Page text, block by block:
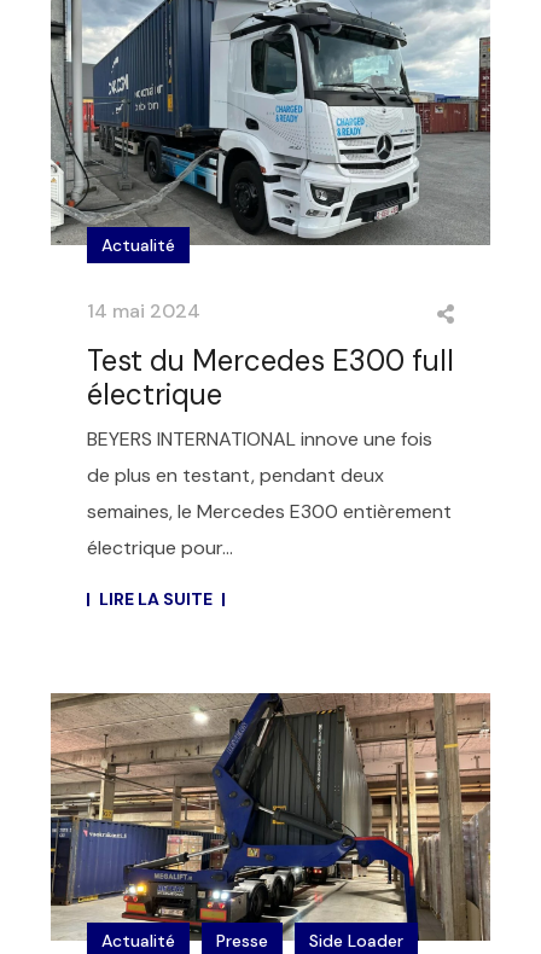
Actualité
14 mai 2024
Test du Mercedes E300 full
électrique
BEYERS INTERNATIONAL innove une fois
de plus en testant, pendant deux
semaines, le Mercedes E300 entièrement
électrique pour...
LIRE LA SUITE
Actualité Presse Side Loader